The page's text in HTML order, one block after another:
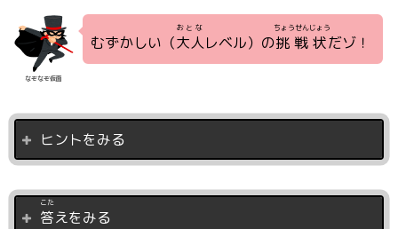
なぞなぞ仮面
むずかしい（大人
おとな
レベル）の挑戦状
ちょうせんじょう
だゾ！
ヒントをみる
答
こた
えをみる